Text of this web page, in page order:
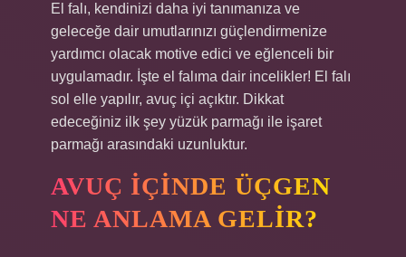
El falı, kendinizi daha iyi tanımanıza ve
geleceğe dair umutlarınızı güçlendirmenize
yardımcı olacak motive edici ve eğlenceli bir
uygulamadır. İşte el falıma dair incelikler! El falı
sol elle yapılır, avuç içi açıktır. Dikkat
edeceğiniz ilk şey yüzük parmağı ile işaret
parmağı arasındaki uzunluktur.
AVUÇ IÇINDE ÜÇGEN
NE ANLAMA GELIR?